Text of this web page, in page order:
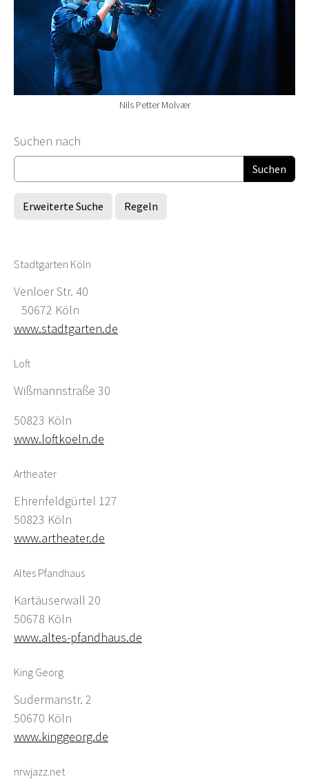
Nils Petter Molvær
Suchformular
Suchen nach
Erweiterte Suche Regeln
Stadtgarten Köln
Venloer Str. 40
50672 Köln
www.stadtgarten.de
Loft
Wißmannstraße 30
50823 Köln
www.loftkoeln.de
Artheater
Ehrenfeldgürtel 127
50823 Köln
www.artheater.de
Altes Pfandhaus
Kartäuserwall 20
50678 Köln
www.altes-pfandhaus.de
King Georg
Sudermanstr. 2
50670 Köln
www.kinggeorg.de
nrwjazz.net